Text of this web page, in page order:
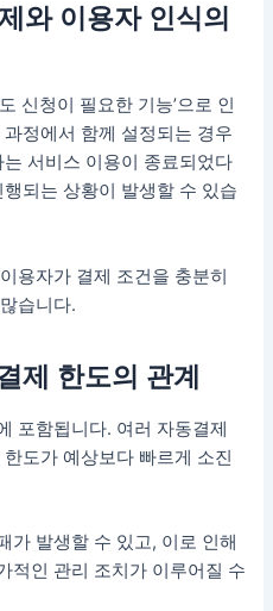
와 이용자 인식의
신청이 필요한 기능’으로 인
정에서 함께 설정되는 경우
서비스 이용이 종료되었다
되는 상황이 발생할 수 있습
용자가 결제 조건을 충분히
습니다.
제 한도의 관계
포함됩니다. 여러 자동결제
도가 예상보다 빠르게 소진
가 발생할 수 있고, 이로 인해
적인 관리 조치가 이루어질 수